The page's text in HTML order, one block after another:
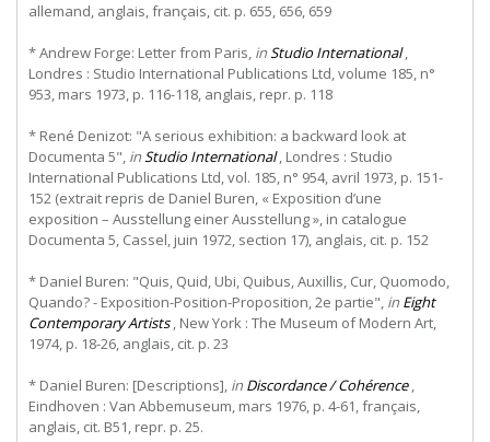
allemand, anglais, français, cit. p. 655, 656, 659
* Andrew Forge: Letter from Paris, inStudio International,
Londres : Studio International Publications Ltd, volume 185, n°
953, mars 1973, p. 116-118, anglais, repr. p. 118
* René Denizot: "A serious exhibition: a backward look at
Documenta 5", inStudio International, Londres : Studio
International Publications Ltd, vol. 185, n° 954, avril 1973, p. 151-
152 (extrait repris de Daniel Buren, « Exposition d’une
exposition – Ausstellung einer Ausstellung », in catalogue
Documenta 5, Cassel, juin 1972, section 17), anglais, cit. p. 152
* Daniel Buren: "Quis, Quid, Ubi, Quibus, Auxillis, Cur, Quomodo,
Quando? - Exposition-Position-Proposition, 2e partie", in Eight
Contemporary Artists, New York : The Museum of Modern Art,
1974, p. 18-26, anglais, cit. p. 23
* Daniel Buren: [Descriptions], in Discordance / Cohérence,
Eindhoven : Van Abbemuseum, mars 1976, p. 4-61, français,
anglais, cit. B51, repr. p. 25.